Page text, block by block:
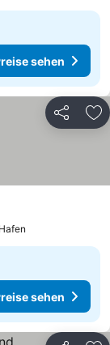
sehen
Teilen
sehen
sehen